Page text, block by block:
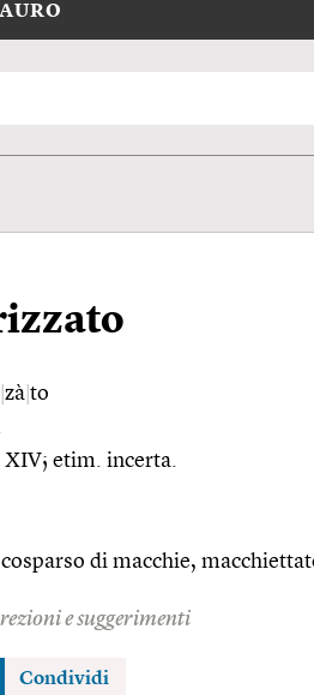
zà to
XIV; etim. incerta.
cosparso di macchie,
e suggerimenti
Condividi